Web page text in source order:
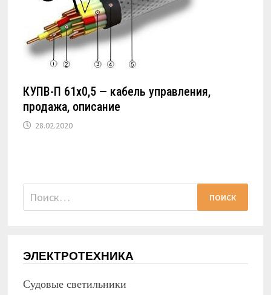
КУПВ-П 61х0,5 — кабель управления,
продажа, описание
28.02.2020
Найти:
ЭЛЕКТРОТЕХНИКА
Судовые светильники